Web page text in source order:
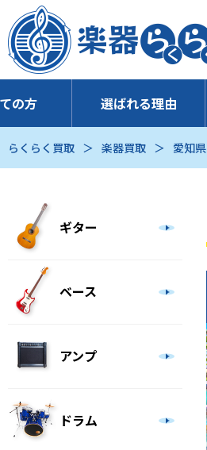
の方 選ばれる理由
らくらく買取 楽器買取 愛知県
ギター
ベース
アンプ
ドラム